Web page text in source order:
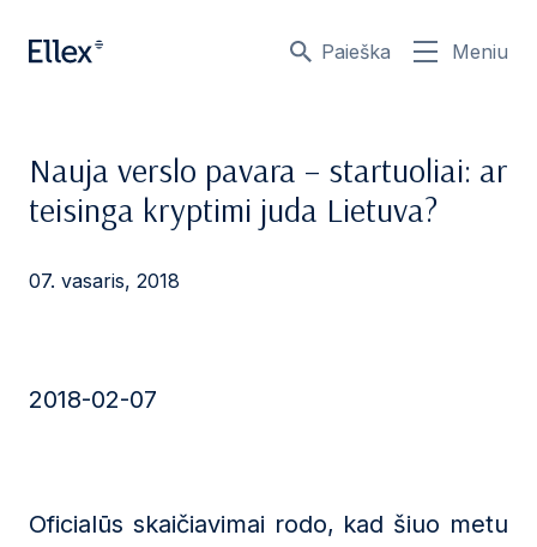
Paieška Meniu
Nauja verslo pavara – startuoliai: ar
teisinga kryptimi juda Lietuva?
07. vasaris, 2018
2018-02-07
Oficialūs skaičiavimai rodo, kad šiuo metu